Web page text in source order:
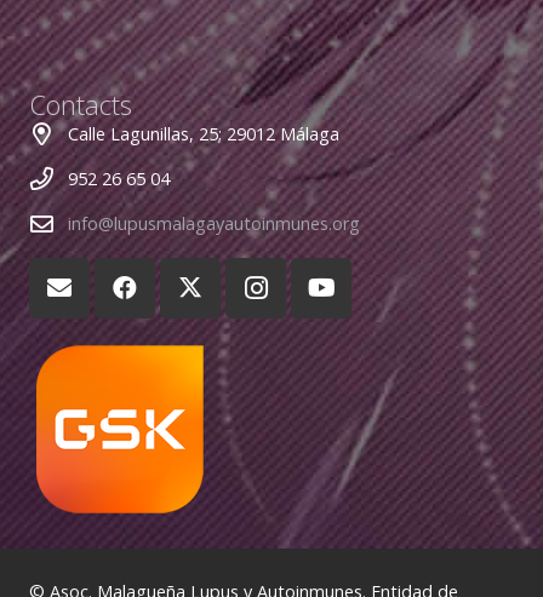
Contacts
Calle Lagunillas, 25; 29012 Málaga
952 26 65 04
info@lupusmalagayautoinmunes.org
© Asoc. Malagueña Lupus y Autoinmunes. Entidad de